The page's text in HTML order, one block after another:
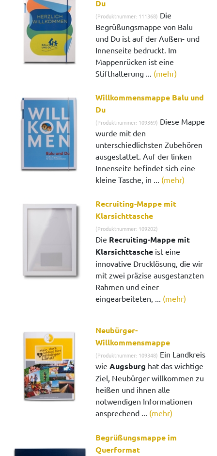
Du
(Produktnummer: 111368) Die
Begrüßungsmappe von Balu
und Du ist auf der Außen- und
Innenseite bedruckt. Im
Mappenrücken ist eine
Stifthalterung ... (mehr)
Willkommensmappe Balu und
Du
(Produktnummer: 109369) Diese Mappe
wurde mit den
unterschiedlichsten Zubehören
ausgestattet. Auf der linken
Innenseite befindet sich eine
kleine Tasche, in ... (mehr)
Recruiting-Mappe mit
Klarsichttasche
(Produktnummer: 109202)
Die Recruiting-Mappe mit
Klarsichttasche ist eine
innovative Drucklösung, die wir
mit zwei präzise ausgestanzten
Rahmen und einer
eingearbeiteten, ... (mehr)
Neubürger-
Willkommensmappe
(Produktnummer: 109348) Ein Landkreis
wieAugsburg hat das wichtige
Ziel, Neubürger willkommen zu
heißen und ihnen alle
notwendigen Informationen
ansprechend ... (mehr)
Begrüßungsmappe im
Querformat